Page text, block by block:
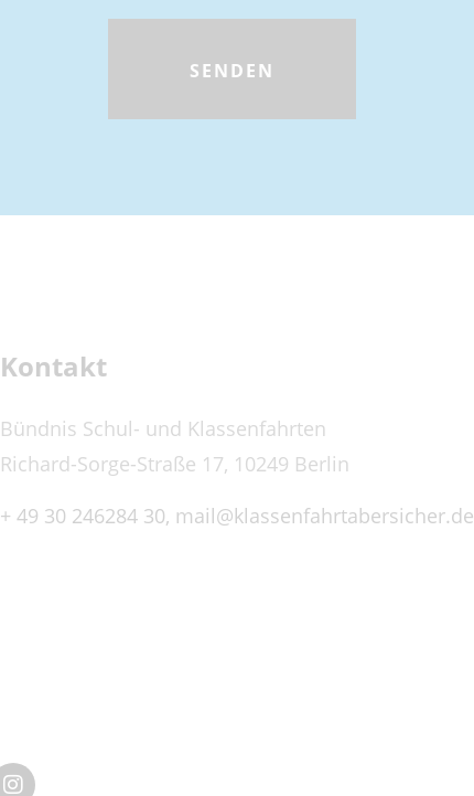
Kontakt
Bündnis Schul- und Klassenfahrten
Richard-Sorge-Straße 17, 10249 Berlin
+ 49 30 246284 30, mail@klassenfahrtabersicher.de